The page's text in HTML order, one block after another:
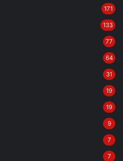
171
133
77
64
31
19
19
9
7
7